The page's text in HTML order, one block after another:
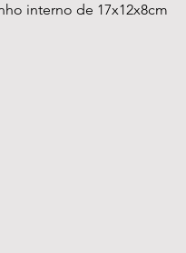
interno de 17x12x8cm